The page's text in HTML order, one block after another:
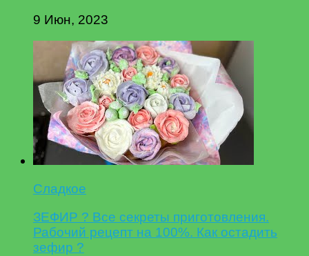
9 Июн, 2023
Сладкое
ЗЕФИР ? Все секреты приготовления.
Рабочий рецепт на 100%. Как остадить
зефир ?